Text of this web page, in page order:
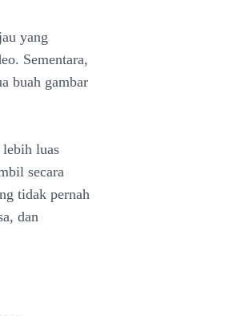
yang
Sementara,
buah gambar
lebih luas
secara
tidak pernah
dan